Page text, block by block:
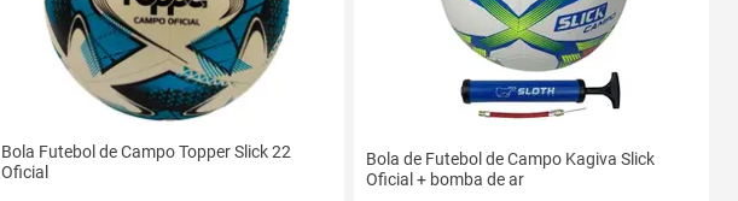
Bola Futebol de Campo Topper Slick 22
Oficial
Bola de Futebol de Campo Kagiva Slick
Oficial + bomba de ar